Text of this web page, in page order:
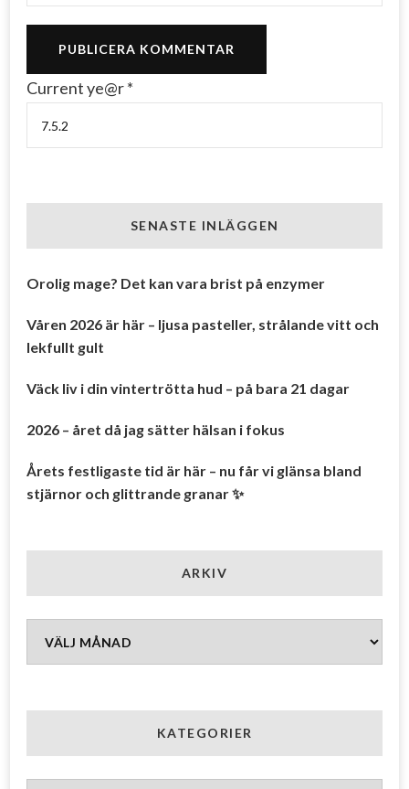
Current ye@r*
SENASTE INLÄGGEN
Orolig mage? Det kan vara brist på enzymer
Våren 2026 är här – ljusa pasteller, strålande vitt och
lekfullt gult
Väck liv i din vintertrötta hud – på bara 21 dagar
2026 – året då jag sätter hälsan i fokus
Årets festligaste tid är här – nu får vi glänsa bland
stjärnor och glittrande granar ✨
ARKIV
Arkiv
KATEGORIER